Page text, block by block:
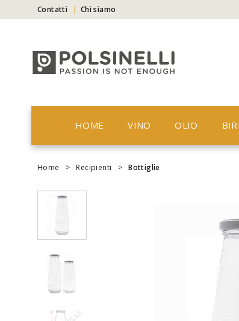
Contatti Chi siamo
HOME VINO OLIO
Home > Recipienti > Bottiglie